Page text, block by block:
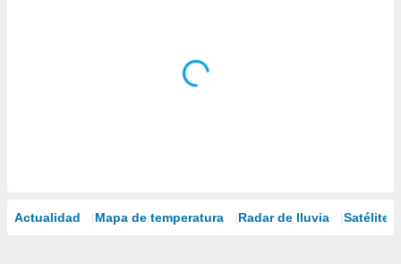
Actualidad Mapa de temperatura Radar de lluvia Satélites